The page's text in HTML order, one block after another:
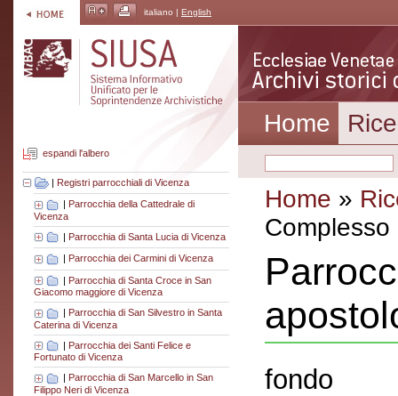
italiano | English
espandi l'albero
| Registri parrocchiali di Vicenza
| Parrocchia della Cattedrale di
Vicenza
| Parrocchia di Santa Lucia di Vicenza
Parrocchia dei Carmini di Vicenza
| Parrocchia di Santa Croce in San
Giacomo maggiore di Vicenza
Parrocchia di San Silvestro in Santa
Caterina di Vicenza
| Parrocchia dei Santi Felice e
Fortunato di Vicenza
Parrocchia di San Marcello in San
Filippo Neri di Vicenza
Home
Home »
fondo